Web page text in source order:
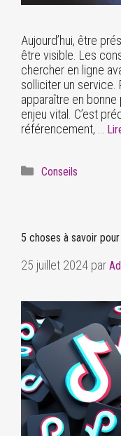
Aujourd’hui, être
être visible. Les
chercher en ligne
solliciter un service.
apparaître en
enjeu vital. C’est
référencement, …
Conseils
5 choses à savoir
25 juillet 2024 par